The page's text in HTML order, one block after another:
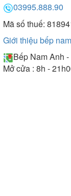
03995.888.90
Mã số thuế:
Giới thiệu bếp
Bếp Nam Anh
Mở cửa : 8h -